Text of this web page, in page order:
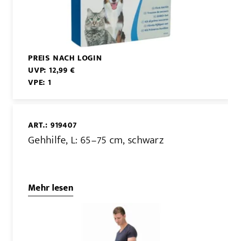
PREIS NACH LOGIN
UVP: 12,99 €
VPE: 1
ART.: 919407
Gehhilfe, L: 65–75 cm, schwarz
Mehr lesen